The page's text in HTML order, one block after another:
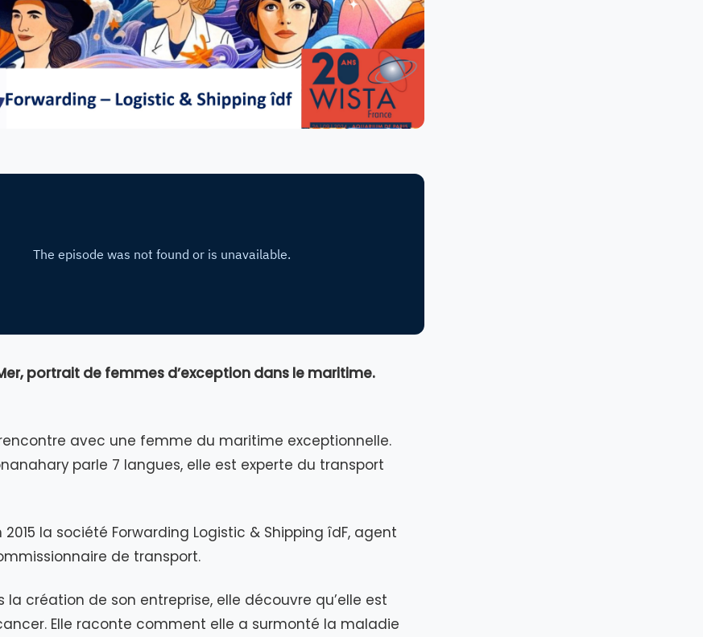
portrait de femmes d’exception dans le maritime.
avec une femme du maritime exceptionnelle.
parle 7 langues, elle est experte du transport
2015 la société Forwarding Logistic & Shipping îdF, agent
de transport.
la création de son entreprise, elle découvre qu’elle est
Elle raconte comment elle a surmonté la maladie